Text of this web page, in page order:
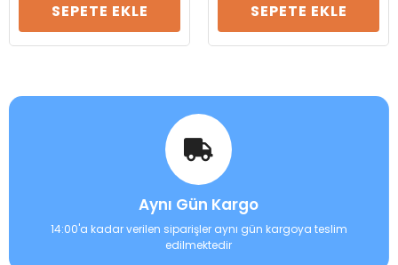
SEPETE EKLE SEPETE EKLE
Aynı Gün Kargo
14:00'a kadar verilen siparişler aynı gün kargoya teslim
edilmektedir